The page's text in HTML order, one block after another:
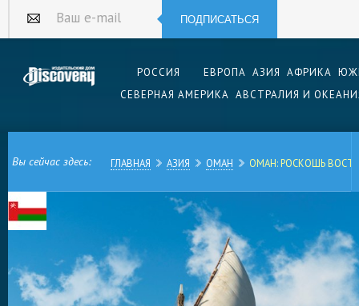
Ваш e-mail ПОДПИСАТЬСЯ
РОССИЯ ЕВРОПА АЗИЯ АФРИКА
СЕВЕРНАЯ АМЕРИКА АВСТРАЛИЯ И
Вы сейчас здесь: ГЛАВНАЯ АЗИЯ ОМАН ОМАН: РОСКОШЬ